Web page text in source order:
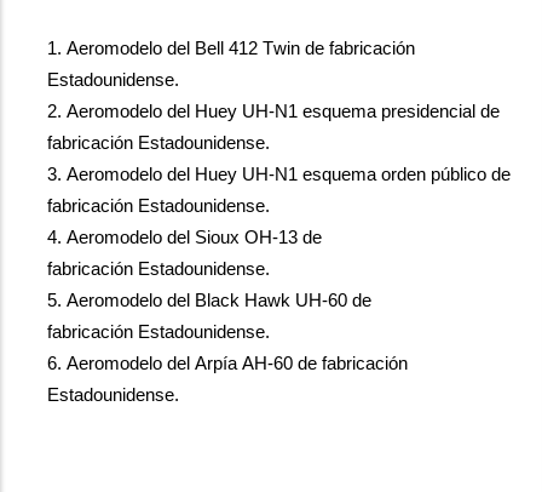
Estadounidense.
2. Aeromodelo del Huey UH-N1 esquema presidencial de
fabricación Estadounidense.
3. Aeromodelo del Huey UH-N1 esquema orden público de
fabricación Estadounidense.
4. Aeromodelo del Sioux OH-13 de
fabricación Estadounidense.
5. Aeromodelo del Black Hawk UH-60 de
fabricación Estadounidense.
Estadounidense.